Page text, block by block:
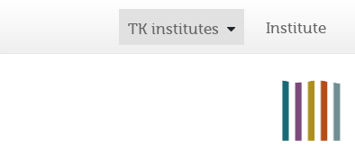
TK institutes Institute